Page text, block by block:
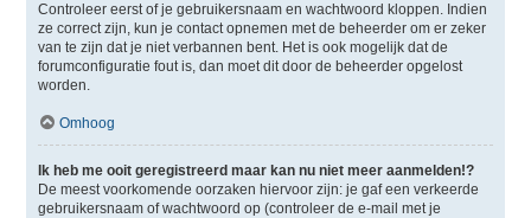
Controleer eerst of je gebruikersnaam en wachtwoord kloppen. Indien
ze correct zijn, kun je contact opnemen met de beheerder om er zeker
van te zijn dat je niet verbannen bent. Het is ook mogelijk dat de
forumconfiguratie fout is, dan moet dit door de beheerder opgelost
worden.
Omhoog
Ik heb me ooit geregistreerd maar kan nu niet meer aanmelden!?
De meest voorkomende oorzaken hiervoor zijn: je gaf een verkeerde
gebruikersnaam of wachtwoord op (controleer de e-mail met je